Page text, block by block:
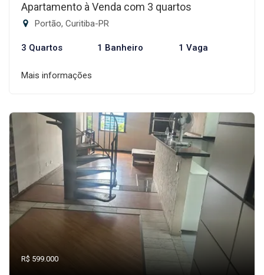
Apartamento à Venda com 3 quartos
Portão, Curitiba-PR
3 Quartos 1 Banheiro 1 Vaga
Mais informações
R$ 599.000